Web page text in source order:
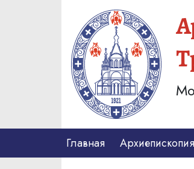
Главная Архиепископия